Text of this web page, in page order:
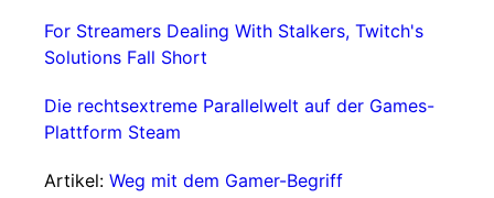
For Streamers Dealing With Stalkers, Twitch's
Solutions Fall Short
Die rechtsextreme Parallelwelt auf der Games-
Plattform Steam
Artikel: Weg mit dem Gamer-Begriff